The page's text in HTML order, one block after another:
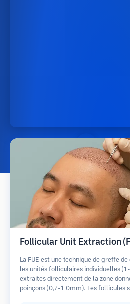
Follicular Unit Extraction
La FUE est une technique de greffe
les unités folliculaires individuelles
extraites directement de la zone
poinçons (0,7-1,0mm). Les follicules